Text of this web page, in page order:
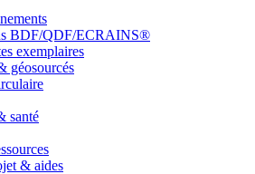
BDF/QDF/ECRAINS®
exemplaires
géosourcés
santé
& aides